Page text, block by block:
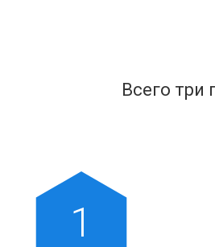
Всего три
1